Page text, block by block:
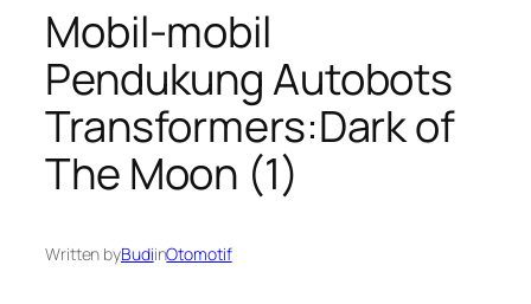
Mobil-mobil
Pendukung Autobots
Transformers:Dark of
The Moon (1)
Written byBudiinOtomotif